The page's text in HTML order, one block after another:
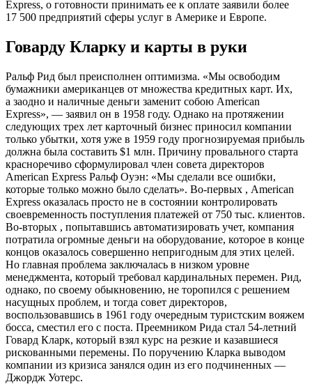
Express, о готовности принимать ее к оплате заявили более
17 500 предприятий сферы услуг в Америке и Европе.
Говарду Кларку и карты в руки
Ральф Рид был преисполнен оптимизма. «Мы освободим
бумажники американцев от множества кредитных карт. Их,
а заодно и наличные деньги заменит собою American
Express», — заявил он в 1958 году. Однако на протяжении
следующих трех лет карточный бизнес приносил компании
только убытки, хотя уже в 1959 году прогнозируемая прибыль
должна была составить $1 млн. Причину провального старта
красноречиво сформулировал член совета директоров
American Express Ральф Оуэн: «Мы сделали все ошибки,
которые только можно было сделать». Во-первых , American
Express оказалась просто не в состоянии контролировать
своевременность поступления платежей от 750 тыс. клиентов.
Во-вторых , попытавшись автоматизировать учет, компания
потратила огромные деньги на оборудование, которое в конце
концов оказалось совершенно непригодным для этих целей.
Но главная проблема заключалась в низком уровне
менеджмента, который требовал кардинальных перемен. Рид,
однако, по своему обыкновению, не торопился с решением
насущных проблем, и тогда совет директоров,
воспользовавшись в 1961 году очередным туристским вояжем
босса, сместил его с поста. Преемником Рида стал 54-летний
Говард Кларк, который взял курс на резкие и казавшиеся
рискованными перемены. По поручению Кларка выводом
компании из кризиса занялся один из его подчиненных —
Джордж Уотерс.